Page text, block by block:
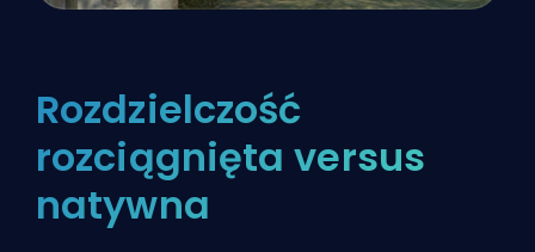
Rozdzielczość
rozciągnięta versus
natywna